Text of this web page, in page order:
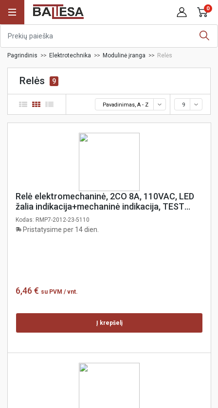
0
Pagrindinis Elektrotechnika Modulinė įranga Relės
Relės 9
Pavadinimas, A - Z 9
Relė elektromechaninė, 2CO 8A, 110VAC, LED
žalia indikacija+mechaninė indikacija, TEST
mėlynas mygtukas, Relpol
Kodas: RMP7-2012-23-5110
Pristatysime per 14 dien.
6,46 € su PVM / vnt.
Į krepšelį